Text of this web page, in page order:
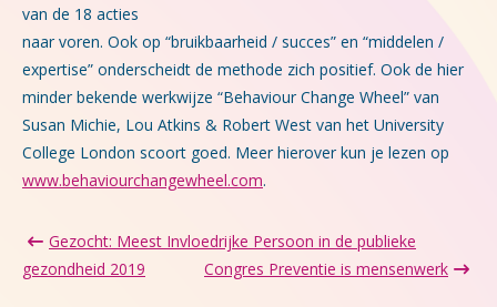
van de 18 acties
naar voren. Ook op “bruikbaarheid / succes” en “middelen /
expertise” onderscheidt de methode zich positief. Ook de hier
minder bekende werkwijze “Behaviour Change Wheel” van
Susan Michie, Lou Atkins & Robert West van het University
College London scoort goed. Meer hierover kun je lezen op
www.behaviourchangewheel.com.
Gezocht: Meest Invloedrijke Persoon in de publieke
gezondheid 2019
Congres Preventie is mensenwerk